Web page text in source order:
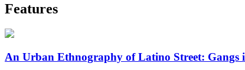
Features
An Urban Ethnography of Latino Street: Gangs